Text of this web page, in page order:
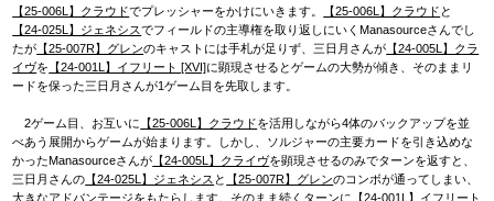
【25-006L】クラウドでプレッシャーをかけにいきます。 【25-006L】クラウド と
【24-025L】ジェネシスでフィールドの主導権を取り返しにいくManasourceさんでし
たが 【25-007R】グレンのキャストには手札が足りず、三日月さんが 【24-005L】クラ
イヴを 【24-001L】イフリート [XVI]に顕現させるとゲームの大勢が傾き、そのままリ
ードを保った三日月さんが1ゲーム目を先取します。
2ゲーム目、お互いに 【25-006L】クラウドを活用しながら4体のバックアップを並
べあう展開からゲームが始まります。しかし、ソルジャーの主要カードを引き込めな
かったManasourceさんが 【24-005L】クライヴを顕現させるのみでターンを返すと、
三日月さんの 【24-025L】ジェネシス と 【25-007R】グレンのコンボが通ってしまい、
大きなアドバンテージをもたらします。そのまま続くターンに
【24-001L】イフリート